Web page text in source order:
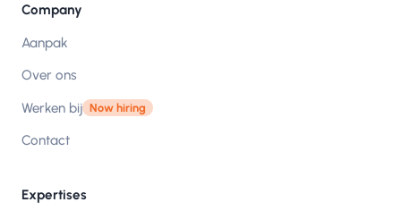
Company
Aanpak
Over ons
Werken bij Now hiring
Contact
Expertises